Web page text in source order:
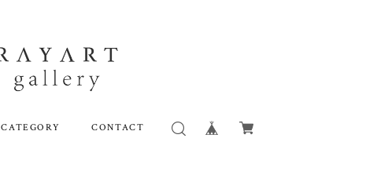
CATEGORY CONTACT